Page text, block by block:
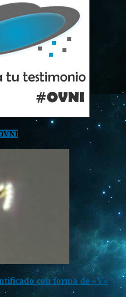
con forma de «V»